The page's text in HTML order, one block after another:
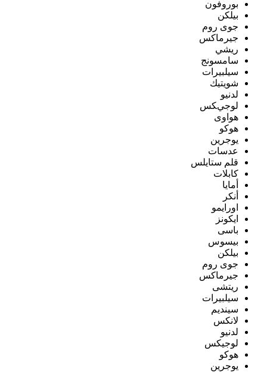
بوروفون
بيلكن
جوى روم
جيرماكس
ريشي
سامسونج
سيلبيرات
شويتيك
لدنيو
لوجيكس
هواوى
هوكو
يوجرين
عدسات
قلم ستايلس
كابلات
أمايا
أنكر
اورايمو
ايكونز
باسى
بيسوس
بيلكن
جوى روم
جيرماكس
ريتشى
سيلبيرات
سينديم
لانكس
لدنيو
لوجيكس
هوكو
يوجرين